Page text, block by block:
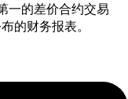
一的差价合约交易
的财务报表。